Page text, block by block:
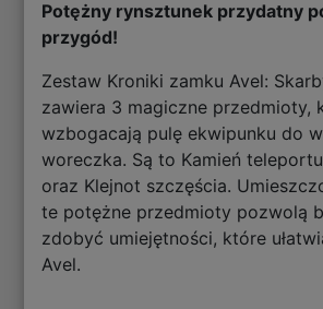
Potężny rynsztunek przydatny
przygód!
Zestaw Kroniki zamku Avel:
zawiera 3 magiczne przedmioty,
wzbogacają pulę ekwipunku do
woreczka. Są to Kamień
oraz Klejnot szczęścia.
te potężne przedmioty pozwolą
zdobyć umiejętności, które
Avel.